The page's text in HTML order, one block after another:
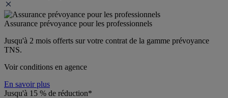
Assurance prévoyance pour les professionnels
Jusqu'à 2 mois offerts sur votre contrat de la gamme prévoyance
TNS.
Voir conditions en agence
En savoir plus
Jusqu'à 15 % de réduction*